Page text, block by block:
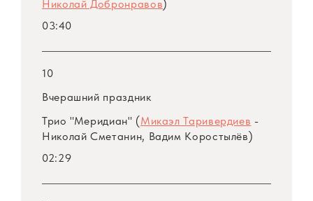
Николай Добронравов)
03:40
10
Вчерашний праздник
Трио "Меридиан" (Микаэл Таривердиев -
Николай Сметанин, Вадим Коростылёв)
02:29